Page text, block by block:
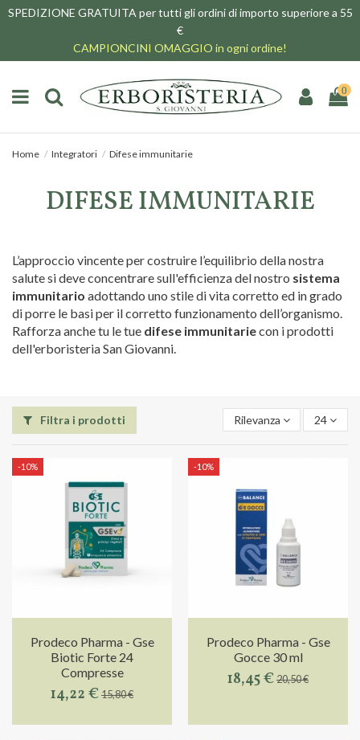
SPEDIZIONE GRATUITA per tutti gli ordini di importo superiore a 55
€
CAMPIONCINI OMAGGIO in ogni ordine!
0
Home Integratori Difese immunitarie
DIFESE IMMUNITARIE
L’approccio vincente per costruire l’equilibrio della nostra
salute si deve concentrare sull'efficienza del nostro sistema
immunitario adottando uno stile di vita corretto ed in grado
di porre le basi per il corretto funzionamento dell’organismo.
Rafforza anche tu le tue difese immunitariecon i prodotti
dell'erboristeria San Giovanni.
Filtra i prodotti Rilevanza 24
-10%
Prodeco Pharma - Gse
Biotic Forte 24
Compresse
14,22 €15,80 €
-10%
Prodeco Pharma - Gse
Gocce 30 ml
18,45 €20,50 €